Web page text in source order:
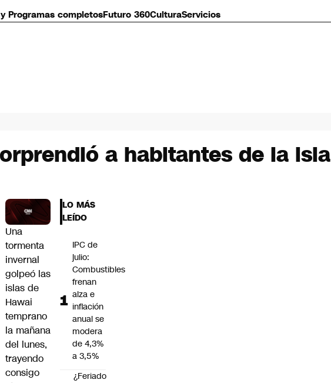
Programas completosFuturo 360CulturaServicios
a habitantes de la isla
Una
tormenta
invernal
golpeó las
islas de
Hawai
temprano
la mañana
del lunes,
trayendo
consigo
LO MÁS
LEÍDO
IPC de
julio:
Combustibles
frenan
alza e
inflación
anual se
modera
de 4,3%
a 3,5%
¿Feriado